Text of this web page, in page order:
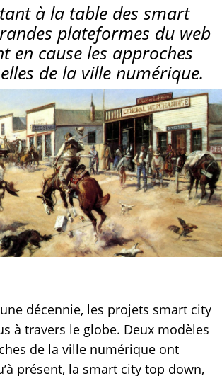
à la table des smart
plateformes du web
en cause les approches
de la ville numérique.
décennie, les projets smart city
à travers le globe. Deux modèles
de la ville numérique ont
présent, la smart city top down,